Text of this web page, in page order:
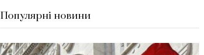
Популярні новини